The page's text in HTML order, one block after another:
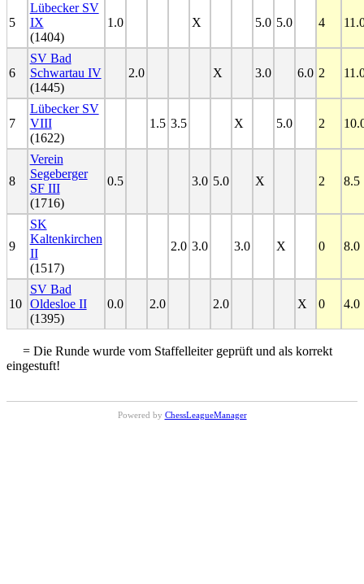
5
Lübecker SV
IX
(1404)
1.0 X 5.0 5.0 4
6
SV Bad
Schwartau IV
(1445)
2.0 X 3.0 6.0 2
7
Lübecker SV
VIII
(1622)
1.5 3.5 X 5.0 2
8
Verein
Segeberger
SF III
(1716)
0.5 3.0 5.0 X 2 8.5
9
SK
Kaltenkirchen
II
(1517)
2.0 3.0 3.0 X 0 8.0
10
SV Bad
Oldesloe II
(1395)
0.0 2.0 2.0 X 0 4.0
= Die Runde wurde vom Staffelleiter geprüft und als korrekt
eingestuft!
Powered by ChessLeagueManager